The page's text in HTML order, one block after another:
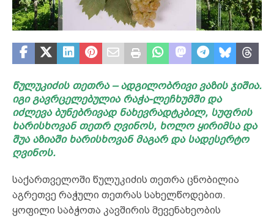
წულუკიძის თეთრა – ადგილობრივი ვაზის ჯიშია.
იგი გავრცელებულია რაჭა-ლეჩხუმში და
იძლევა ბუნებრივად ნახევრადტკბილ, სუფრის
ხარისხოვან თეთრ ღვინოს, ხოლო ყირიმსა და
შუა აზიაში ხარისხოვან მაგარ და სადესერტო
ღვინოს.
საქართველოში წულუკიძის თეთრა ცნობილია
აგრეთვე რაჭული თეთრას სახელწოდებით.
ყოფილი საბჭოთა კავშირის მევენახეობის